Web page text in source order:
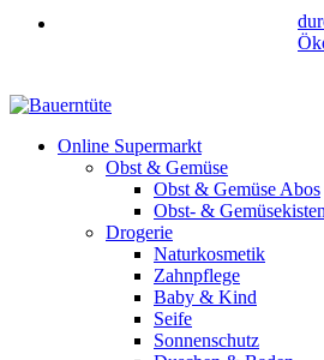
Online Supermarkt
Obst & Gemüse
Obst & Gemüse Abos
Obst- & Gemüsekisten
Drogerie
Naturkosmetik
Zahnpflege
Baby & Kind
Seife
Sonnenschutz